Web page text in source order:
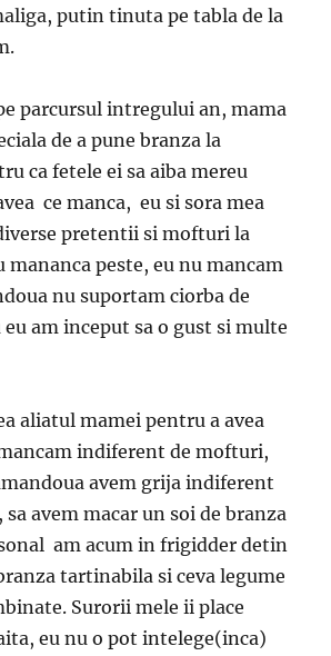
putin tinuta pe tabla de la
parcursul intregului an, mama
de a pune branza la
ca fetele ei sa aiba mereu
ce manca, eu si sora mea
pretentii si mofturi la
mananca peste, eu nu mancam
nu suportam ciorba de
am inceput sa o gust si multe
aliatul mamei pentru a avea
indiferent de mofturi,
avem grija indiferent
avem macar un soi de branza
am acum in frigidder detin
tartinabila si ceva legume
Surorii mele ii place
eu nu o pot intelege(inca)